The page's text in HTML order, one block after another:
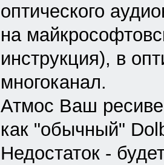
оптического
на
инструкция), в
многоканал.
Атмос Ваш
как "обычный"
Недостаток -